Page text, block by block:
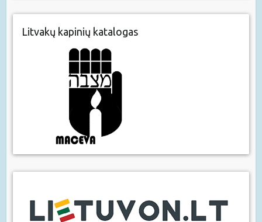
Litvakų kapinių katalogas